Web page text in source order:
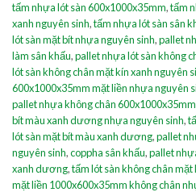
tấm nhựa lót sàn 600x1000x35mm,tấm
xanh nguyên sinh,tấm nhựa lót sàn sân
lót sàn mặt bít nhựa nguyên sinh,pallet
làm sân khấu,pallet nhựa lót sàn không
lót sàn không chân mặt kín xanh nguyên
600x1000x35mm mặt liền nhựa nguyên
pallet nhựa không chân 600x1000x35mm
bít màu xanh dương nhựa nguyên sinh,
lót sàn mặt bít màu xanh dương,pallet
nguyên sinh,coppha sân khấu,pallet
xanh dương,tấm lót sàn không chân
mặt liền 1000x600x35mm không chân